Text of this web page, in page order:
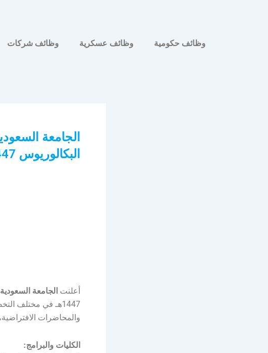
وظائف حكومية وظائف عسكرية وظائف شركات
الجامعة
البكالوريوس 1447هـ
أعلنت الجامعة السعودية
1447هـ في مختلف
والمحاضرات
الكليات والبرامج: